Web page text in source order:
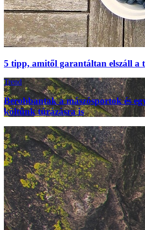
5 tipp, amitől garantáltan elszáll a
Trend
Berobbantak a mászósportok és
költünk túrázásra is